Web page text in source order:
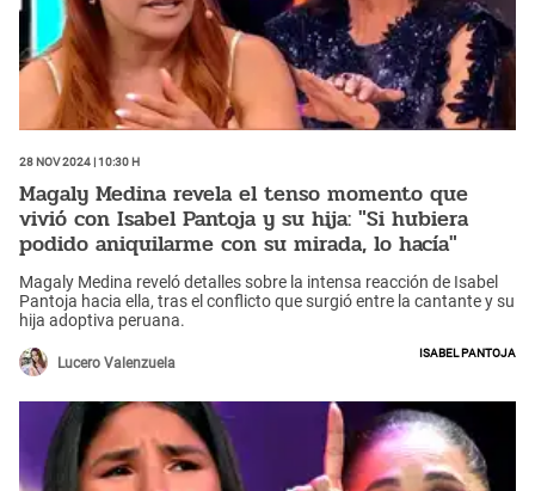
28 Nov 2024 | 10:30 h
Magaly Medina revela el tenso momento que
vivió con Isabel Pantoja y su hija: "Si hubiera
podido aniquilarme con su mirada, lo hacía"
Magaly Medina reveló detalles sobre la intensa reacción de Isabel
Pantoja hacia ella, tras el conflicto que surgió entre la cantante y su
hija adoptiva peruana.
Lucero Valenzuela
Isabel Pantoja